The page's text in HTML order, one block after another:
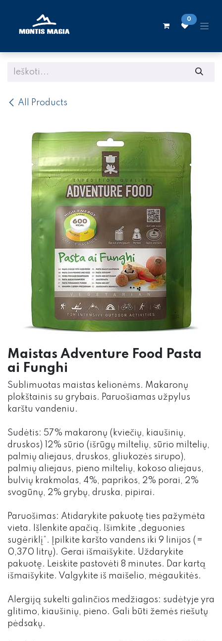
0
All Products
Maistas Adventure Food Pasta
ai Funghi
Sublimuotas maistas kelionėms. Makaronų
plokštainis su grybais. Paruošiamas užpylus
karštu vandeniu.
Sudėtis: 57% makaronų (kviečių, kiaušinių,
druskos) 12% sūrio (išrūgų miltelių, sūrio miltelių,
palmių aliejaus, druskos, gliukozės sirupo),
palmių aliejaus, pieno miltelių, kokoso aliejaus,
bulvių krakmolas, 4%, paprikos, 2% porai, 2%
svogūnų, 2% grybų, druska, pipirai.
Paruošimas: Atidarykite pakuotę ties pažymėta
vieta. Išlenkite apačią. Išimkite „deguonies
sugėriklį“. Įpilkite karšto vandens iki 9 linijos (=
0,370 litrų). Gerai išmaišykite. Uždarykite
pakuotę. Leiskite pastovėti 8 minutes. Dar kartą
išmaišykite. Valgykite iš maišelio, mėgaukitės.
Alergiją sukelti galinčios medžiagos: sudėtyje yra
glitimo, kiaušinių, pieno. Gali būti žemės riešutų
pėdsakų.